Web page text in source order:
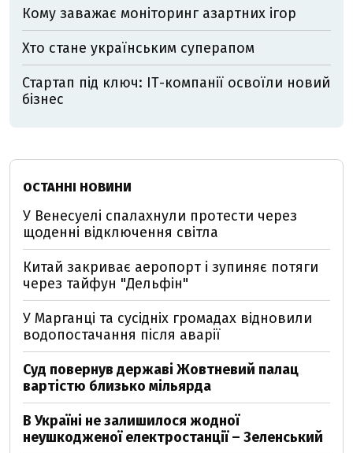
Кому заважає моніторинг азартних ігор
Хто стане українським суперапом
Стартап під ключ: ІТ-компанії освоїли новий
бізнес
ОСТАННІ НОВИНИ
У Венесуелі спалахнули протести через
щоденні відключення світла
Китай закриває аеропорт і зупиняє потяги
через тайфун "Дельфін"
У Марганці та сусідніх громадах відновили
водопостачання після аварії
Суд повернув державі Жовтневий палац
вартістю близько мільярда
В Україні не залишилося жодної
неушкодженої електростанції – Зеленський